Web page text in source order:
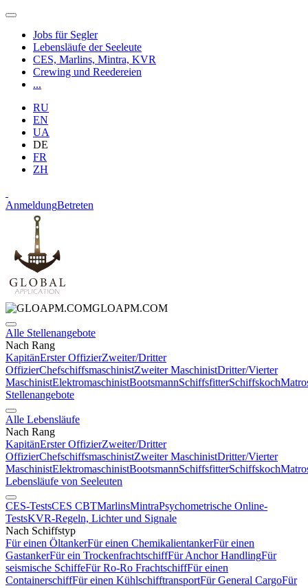
Jobs für Segler
Lebensläufe der Seeleute
CES, Marlins, Mintra, KVR
Crewing und Reedereien
...
RU
EN
UA
DE
FR
ZH
AnmeldungBetreten
GLOAPM.COM
Alle Stellenangebote
Nach Rang
KapitänErster OffizierZweiter/Dritter
OffizierChefschiffsmaschinistZweiter MaschinistDritter/Vierter
MaschinistElektromaschinistBootsmannSchiffsfitterSchiffskoch
Stellenangebote
Alle Lebensläufe
Nach Rang
KapitänErster OffizierZweiter/Dritter
OffizierChefschiffsmaschinistZweiter MaschinistDritter/Vierter
MaschinistElektromaschinistBootsmannSchiffsfitterSchiffskoch
Lebensläufe von Seeleuten
CES-TestsCES CBTMarlinsMintraPsychometrische Online-
TestsKVR-Regeln, Lichter und Signale
Nach Schiffstyp
Für einen ÖltankerFür einen ChemikalientankerFür einen
GastankerFür ein TrockenfrachtschiffFür Anchor HandlingFür
seismische SchiffeFür Ro-Ro FrachtschiffFür einen
ContainerschiffFür einen KühlschifftransportFür General CargoFür